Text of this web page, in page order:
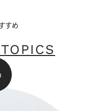
すめ